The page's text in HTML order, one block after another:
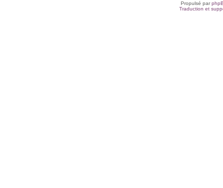
Propulsé par
Traduction et